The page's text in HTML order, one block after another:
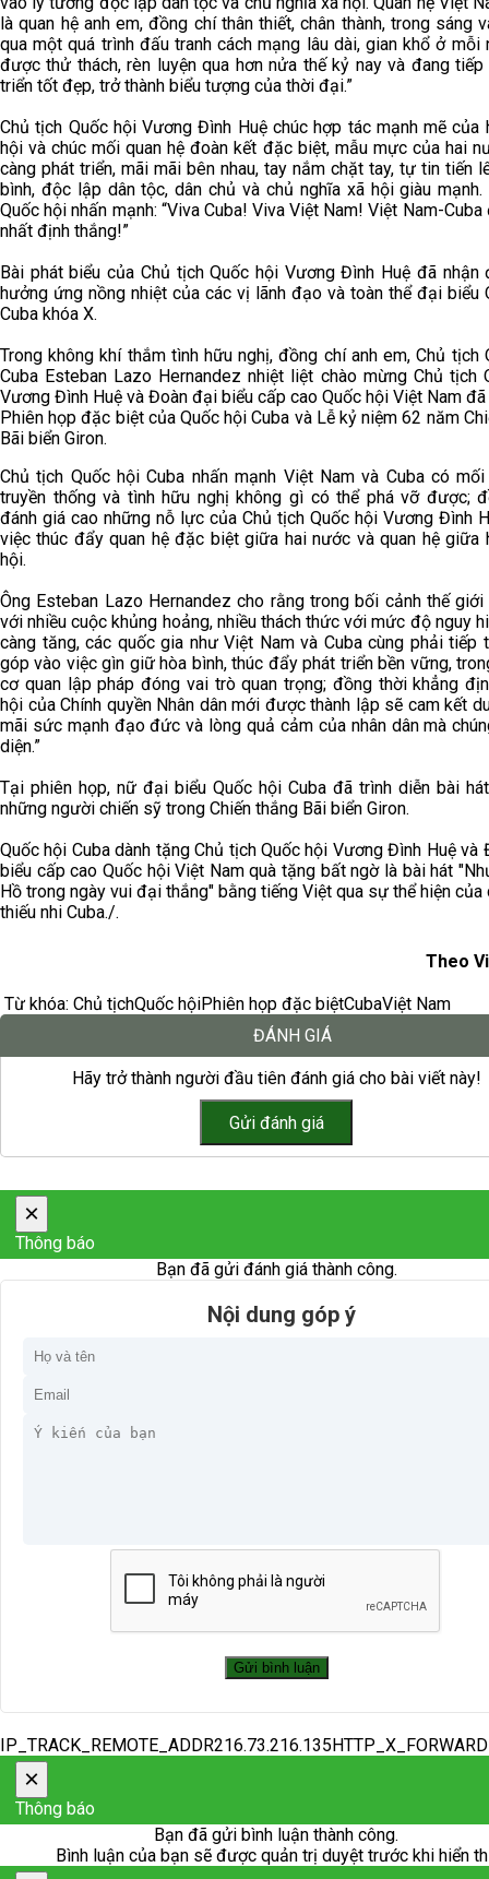
là quan hệ anh em, đồng chí thân thiết, chân thành, trong sáng
qua một quá trình đấu tranh cách mạng lâu dài, gian khổ ở mỗi
được thử thách, rèn luyện qua hơn nửa thế kỷ nay và đang
triển tốt đẹp, trở thành biểu tượng của thời đại.”
Chủ tịch Quốc hội Vương Đình Huệ chúc hợp tác mạnh mẽ của
hội và chúc mối quan hệ đoàn kết đặc biệt, mẫu mực của hai
càng phát triển, mãi mãi bên nhau, tay nắm chặt tay, tự tin tiến
bình, độc lập dân tộc, dân chủ và chủ nghĩa xã hội giàu mạnh.
Quốc hội nhấn mạnh: “Viva Cuba! Viva Việt Nam! Việt Nam-
nhất định thắng!”
Bài phát biểu của Chủ tịch Quốc hội Vương Đình Huệ đã
hưởng ứng nồng nhiệt của các vị lãnh đạo và toàn thể đại biểu
Cuba khóa X.
Trong không khí thắm tình hữu nghị, đồng chí anh em, Chủ tịch
Cuba Esteban Lazo Hernandez nhiệt liệt chào mừng Chủ tịch
Vương Đình Huệ và Đoàn đại biểu cấp cao Quốc hội Việt Nam
Phiên họp đặc biệt của Quốc hội Cuba và Lễ kỷ niệm 62 năm
Bãi biển Giron.
Chủ tịch Quốc hội Cuba nhấn mạnh Việt Nam và Cuba có mối
truyền thống và tình hữu nghị không gì có thể phá vỡ được;
đánh giá cao những nỗ lực của Chủ tịch Quốc hội Vương Đình
việc thúc đẩy quan hệ đặc biệt giữa hai nước và quan hệ giữa
hội.
Ông Esteban Lazo Hernandez cho rằng trong bối cảnh thế
với nhiều cuộc khủng hoảng, nhiều thách thức với mức độ nguy
càng tăng, các quốc gia như Việt Nam và Cuba cùng phải tiếp
góp vào việc gìn giữ hòa bình, thúc đẩy phát triển bền vững,
cơ quan lập pháp đóng vai trò quan trọng; đồng thời khẳng
hội của Chính quyền Nhân dân mới được thành lập sẽ cam kết
mãi sức mạnh đạo đức và lòng quả cảm của nhân dân mà
diện.”
Tại phiên họp, nữ đại biểu Quốc hội Cuba đã trình diễn bài
những người chiến sỹ trong Chiến thắng Bãi biển Giron.
Quốc hội Cuba dành tặng Chủ tịch Quốc hội Vương Đình Huệ và
biểu cấp cao Quốc hội Việt Nam quà tặng bất ngờ là bài hát
Hồ trong ngày vui đại thắng" bằng tiếng Việt qua sự thể hiện của
thiếu nhi Cuba./.
Theo
Từ khóa: Chủ tịchQuốc hộiPhiên họp đặc biệtCubaViệt Nam
ĐÁNH GIÁ
Hãy trở thành người đầu tiên đánh giá cho bài viết này!
×
Thông báo
Bạn đã gửi đánh giá thành công.
Nội dung góp ý
×
Thông báo
Bạn đã gửi bình luận thành công.
Bình luận của bạn sẽ được quản trị duyệt trước khi hiển